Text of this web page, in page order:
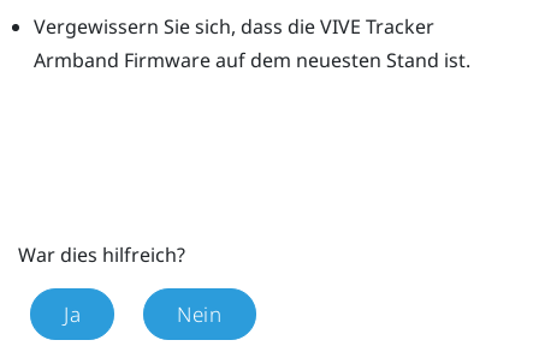
Vergewissern Sie sich, dass dieVIVE Tracker
Armband Firmware auf dem neuesten Stand ist.
War dies hilfreich?
Ja Nein